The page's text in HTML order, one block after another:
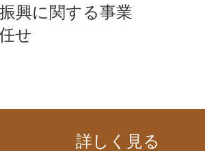
興に関する事業
せ
詳しく見る